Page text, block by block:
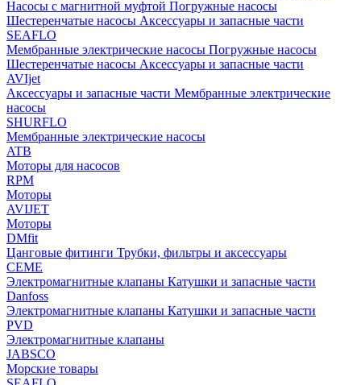
Насосы с магнитной муфтой Погружные насосы
Шестеренчатые насосы Аксессуары и запасные части
SEAFLO
Мембранные электрические насосы Погружные насосы
Шестеренчатые насосы Аксессуары и запасные части
AVIjet
Аксессуары и запасные части Мембранные электрические
насосы
SHURFLO
Мембранные электрические насосы
ATB
Моторы для насосов
RPM
Моторы
AVIJET
Моторы
DMfit
Цанговые фитинги Трубки, фильтры и аксессуары
CEME
Электромагнитные клапаны Катушки и запасные части
Danfoss
Электромагнитные клапаны Катушки и запасные части
PVD
Электромагнитные клапаны
JABSCO
Морские товары